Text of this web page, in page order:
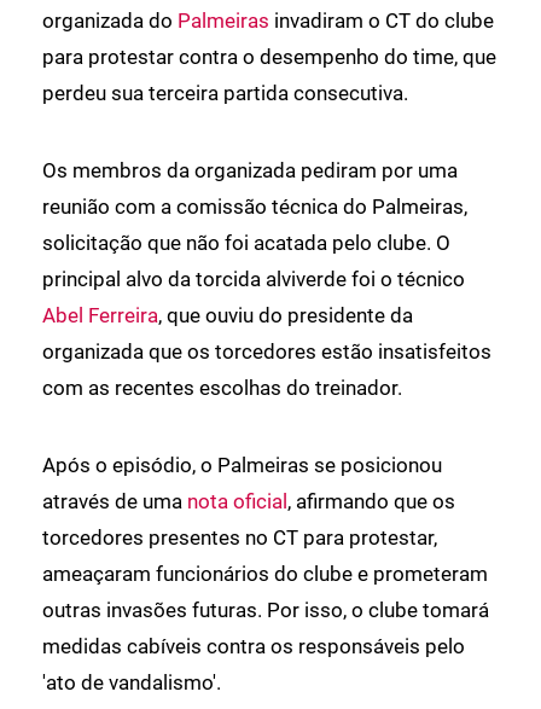
organizada do Palmeiras invadiram o CT do clube
para protestar contra o desempenho do time, que
perdeu sua terceira partida consecutiva.
Os membros da organizada pediram por uma
reunião com a comissão técnica do Palmeiras,
solicitação que não foi acatada pelo clube. O
principal alvo da torcida alviverde foi o técnico
Abel Ferreira, que ouviu do presidente da
organizada que os torcedores estão insatisfeitos
com as recentes escolhas do treinador.
Após o episódio, o Palmeiras se posicionou
através de uma nota oficial , afirmando que os
torcedores presentes no CT para protestar,
ameaçaram funcionários do clube e prometeram
outras invasões futuras. Por isso, o clube tomará
medidas cabíveis contra os responsáveis pelo
'ato de vandalismo'.